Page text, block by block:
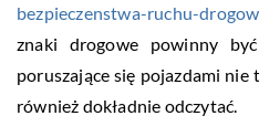
bezpieczenstwa-ruchu-
znaki drogowe powinny
poruszające się pojazdami nie
również dokładnie odczytać.